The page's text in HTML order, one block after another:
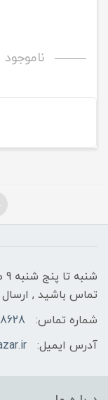
ناموجود
تماس باشید ,
شماره تماس:
آدرس ایمیل: